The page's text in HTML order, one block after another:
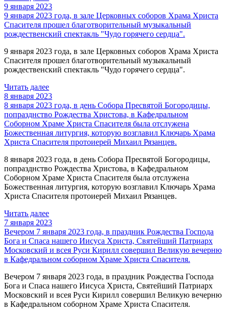
9 января 2023
9 января 2023 года, в зале Церковных соборов Храма Христа
Спасителя прошел благотворительный музыкальный
рождественский спектакль "Чудо горячего сердца".
9 января 2023 года, в зале Церковных соборов Храма Христа
Спасителя прошел благотворительный музыкальный
рождественский спектакль "Чудо горячего сердца".
Читать далее
8 января 2023
8 января 2023 года, в день Собора Пресвятой Богородицы,
попразднство Рождества Христова, в Кафедральном
Соборном Храме Христа Спасителя была отслужена
Божественная литургия, которую возглавил Ключарь Храма
Христа Спасителя протоиерей Михаил Рязанцев.
8 января 2023 года, в день Собора Пресвятой Богородицы,
попразднство Рождества Христова, в Кафедральном
Соборном Храме Христа Спасителя была отслужена
Божественная литургия, которую возглавил Ключарь Храма
Христа Спасителя протоиерей Михаил Рязанцев.
Читать далее
7 января 2023
Вечером 7 января 2023 года, в праздник Рождества Господа
Бога и Спаса нашего Иисуса Христа, Святейший Патриарх
Московский и всея Руси Кирилл совершил Великую вечерню
в Кафедральном соборном Храме Христа Спасителя.
Вечером 7 января 2023 года, в праздник Рождества Господа
Бога и Спаса нашего Иисуса Христа, Святейший Патриарх
Московский и всея Руси Кирилл совершил Великую вечерню
в Кафедральном соборном Храме Христа Спасителя.